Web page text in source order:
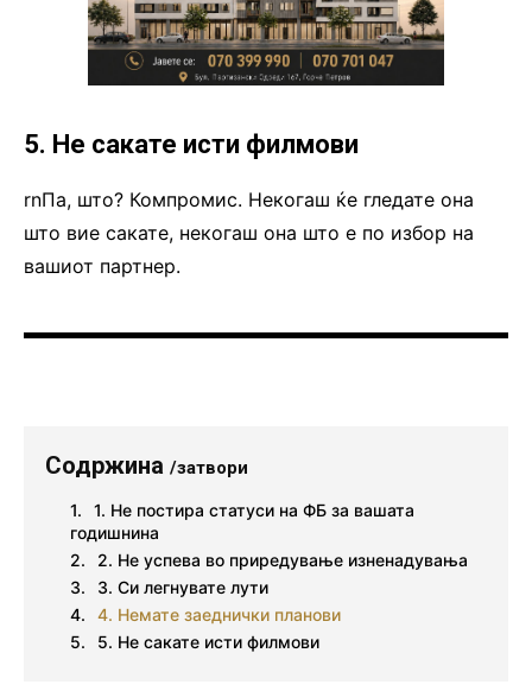
5. Не сакате исти филмови
rnПа, што? Компромис. Некогаш ќе гледате она
што вие сакате, некогаш она што е по избор на
вашиот партнер.
Содржина /затвори
1. Не постира статуси на ФБ за вашата
годишнина
2. Не успева во приредување изненадувања
3. Си легнувате лути
4. Немате заеднички планови
5. Не сакате исти филмови